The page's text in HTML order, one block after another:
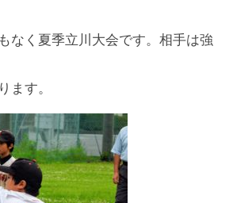
なく夏季立川大会です。相手は強
ます。